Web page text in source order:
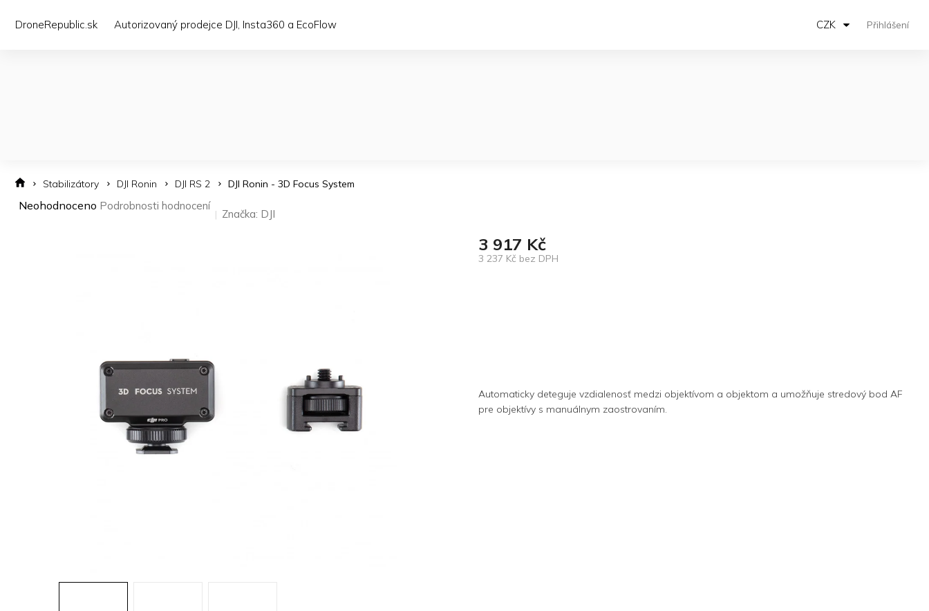
DroneRepublic.sk Autorizovaný prodejce DJI, Insta360 a EcoFlow CZK Přihlášení
Stabilizátory DJI Ronin DJI RS 2 DJI Ronin - 3D Focus System
Průměrné
Neohodnoceno Podrobnosti hodnocení
Značka: DJI
3 917 Kč
3 237 Kč bez DPH
Automaticky deteguje vzdialenosť medzi objektívom a objektom a umožňuje stredový bod AF
pre objektívy s manuálnym zaostrovaním.